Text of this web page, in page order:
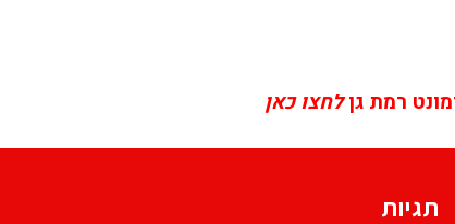
רמת גןלחצו כאן
תגיות